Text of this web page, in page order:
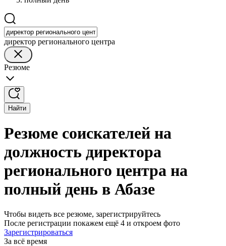
директор регионального центра
Резюме
Найти
Резюме соискателей на
должность директора
регионального центра на
полный день в Абазе
Чтобы видеть все резюме, зарегистрируйтесь
После регистрации покажем ещё 4 и откроем фото
Зарегистрироваться
За всё время